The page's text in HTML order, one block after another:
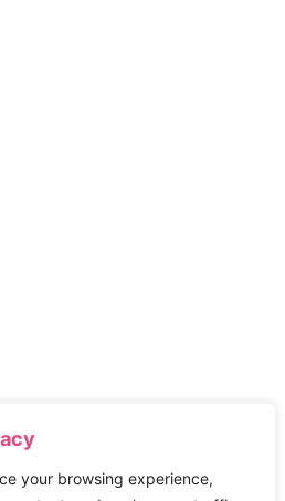
your browsing experience,